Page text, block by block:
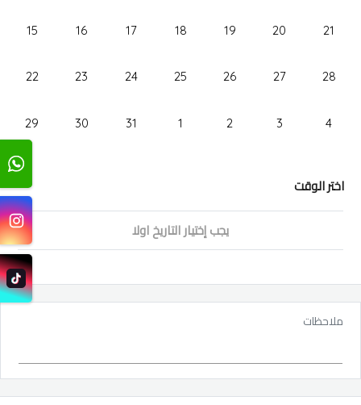
15 16 17 18 19 20 21
22 23 24 25 26 27 28
29 30 31 1 2 3 4
اختر الوقت
يجب إختيار التاريخ اولا
ملاحظات